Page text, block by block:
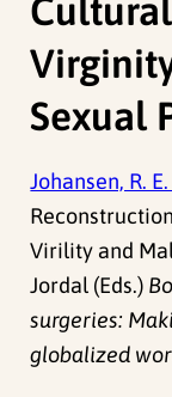
Sexual
Johansen, R. E.
Virility and
Jordal (Eds.)
surgeries:
globalized